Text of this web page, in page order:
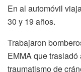
En al automóvil
30 y 19 años.
Trabajaron
EMMA que
traumatismo de